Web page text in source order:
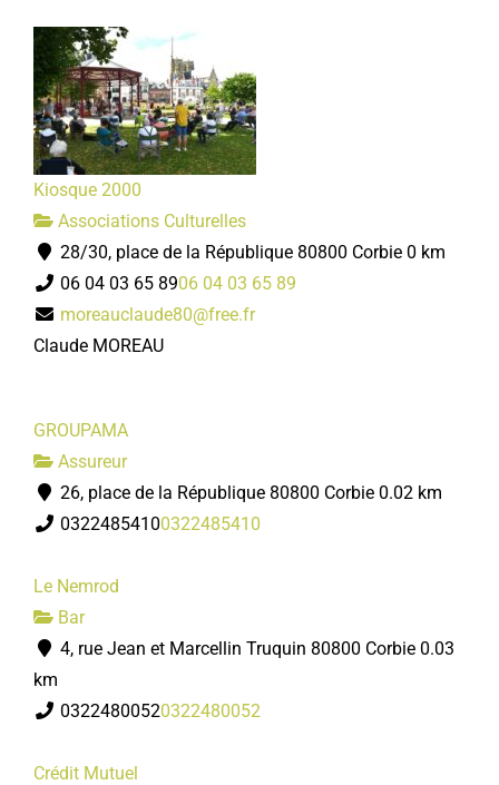
Kiosque 2000
Associations Culturelles
28/30, place de la République 80800 Corbie 0 km
06 04 03 65 8906 04 03 65 89
moreauclaude80@free.fr
Claude MOREAU
GROUPAMA
Assureur
26, place de la République 80800 Corbie 0.02 km
03224854100322485410
Le Nemrod
Bar
4, rue Jean et Marcellin Truquin 80800 Corbie 0.03
km
03224800520322480052
Crédit Mutuel